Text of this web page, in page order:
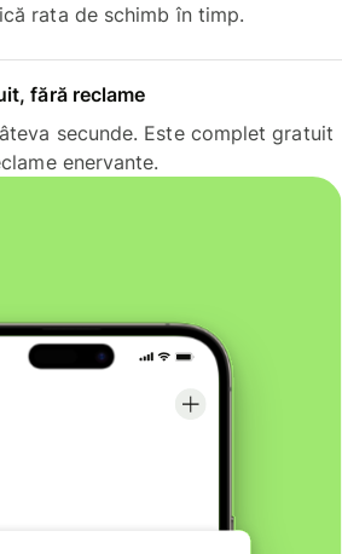
rata de schimb în timp.
fără reclame
secunde. Este complet gratuit
enervante.